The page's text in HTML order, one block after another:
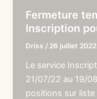
Fermeture
Inscription
Driss / 26 juillet 2022
Le service
21/07/22 au 19/
positions sur liste